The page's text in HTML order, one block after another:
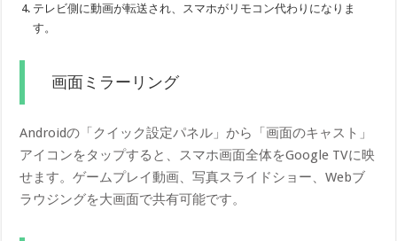
テレビ側に動画が転送され、スマホがリモコン代わりになりま
す。
画面ミラーリング
Androidの「クイック設定パネル」から「画面のキャスト」
アイコンをタップすると、スマホ画面全体をGoogle TVに映
せます。ゲームプレイ動画、写真スライドショー、Webブ
ラウジングを大画面で共有可能です。